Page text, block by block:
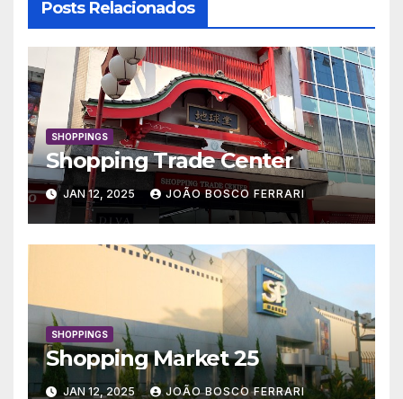
Posts Relacionados
SHOPPINGS
Shopping Trade Center
JAN 12, 2025 JOÃO BOSCO FERRARI
SHOPPINGS
Shopping Market 25
JAN 12, 2025 JOÃO BOSCO FERRARI